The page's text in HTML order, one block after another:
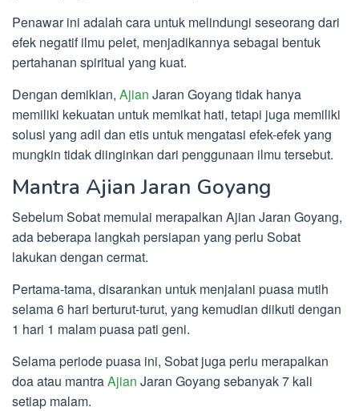
Penawar ini adalah cara untuk melindungi seseorang dari
efek negatif ilmu pelet, menjadikannya sebagai bentuk
pertahanan spiritual yang kuat.
Dengan demikian, Ajian Jaran Goyang tidak hanya
memiliki kekuatan untuk memikat hati, tetapi juga memiliki
solusi yang adil dan etis untuk mengatasi efek-efek yang
mungkin tidak diinginkan dari penggunaan ilmu tersebut.
Mantra Ajian Jaran Goyang
Sebelum Sobat memulai merapalkan Ajian Jaran Goyang,
ada beberapa langkah persiapan yang perlu Sobat
lakukan dengan cermat.
Pertama-tama, disarankan untuk menjalani puasa mutih
selama 6 hari berturut-turut, yang kemudian diikuti dengan
1 hari 1 malam puasa pati geni.
Selama periode puasa ini, Sobat juga perlu merapalkan
doa atau mantraAjian Jaran Goyang sebanyak 7 kali
setiap malam.